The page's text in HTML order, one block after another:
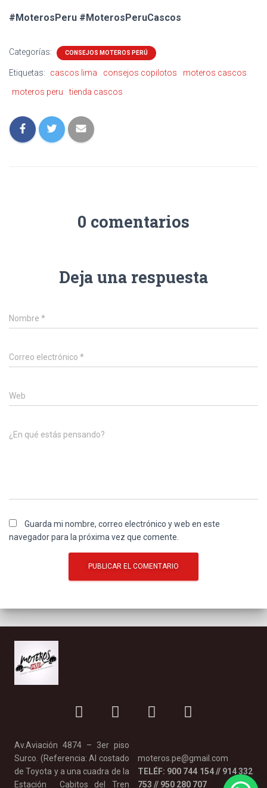
#MoterosPeru #MoterosPeruCascos
Categorías: CONSEJOS MOTEROS PERÚ
Etiquetas: cascos lima consejos copilotos
moteros cascos
moteros peru
tienda cascos
0 comentarios
Deja una respuesta
Nombre *
Correo electrónico *
Web
¿En qué estás pensando?
Guarda mi nombre, correo electrónico y web en este
navegador para la próxima vez que comente.
Av.Aviación 4874 – 3er piso
Surco. (Referencia: Al costado
de Toyota y a una cuadra de la
Estación Cabitos del Tren
moteros.pe@gmail.com
TELÉF: 900 744 154 // 914 332
753 // 950 280 707